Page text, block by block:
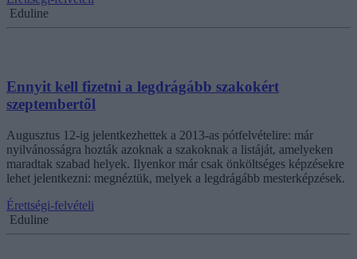
Eduline
Ennyit kell fizetni a legdrágább szakokért
szeptembertől
Augusztus 12-ig jelentkezhettek a 2013-as pótfelvételire: már
nyilvánosságra hozták azoknak a szakoknak a listáját, amelyeken
maradtak szabad helyek. Ilyenkor már csak önköltséges képzésekre
lehet jelentkezni: megnéztük, melyek a legdrágább mesterképzések.
Érettségi-felvételi
Eduline